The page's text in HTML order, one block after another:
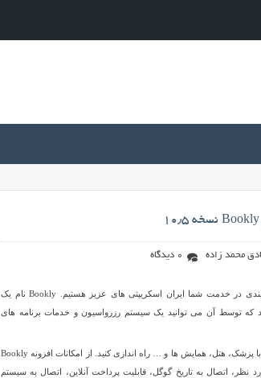
محمد زاده 0 دیدگاه
امروز با یک افزونه کاربردی در زمینه رزرواسیون و زمانبندی در خدمت شما ایران اسکریپتی های عزیز هستیم. Bookly نام یک
که توسط آن می توانید یک سیستم رزرواسیون و خدمات برنامه های
توسط افزونه Bookly می توانید یک سیستم رزرو ملاقات با پزشک، هتل، همایش ها و … راه اندازی کنید. از امکانات افزونه Bookly
اتصال به تاریخ گوگل، قابلیت پرداخت آنلاین، اتصال به سیستم